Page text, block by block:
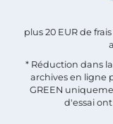
plus 20 EUR de
* Réduction dans
archives en ligne
GREEN
d'essai